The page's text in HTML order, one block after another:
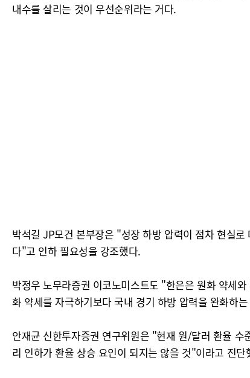
내수를 살리는 것이 우선순위라는 거다.
박석길 JP모건 본부장은 "성장 하방 압력이 점차 현실
다"고 인하 필요성을 강조했다.
박정우 노무라증권 이코노미스트도 "한은은 원화 약세
화 약세를 자극하기보다 국내 경기 하방 압력을 완화하
안재균 신한투자증권 연구위원은 "현재 원/달러 환율
리 인하가 환율 상승 요인이 되지는 않을 것"이라고 진단